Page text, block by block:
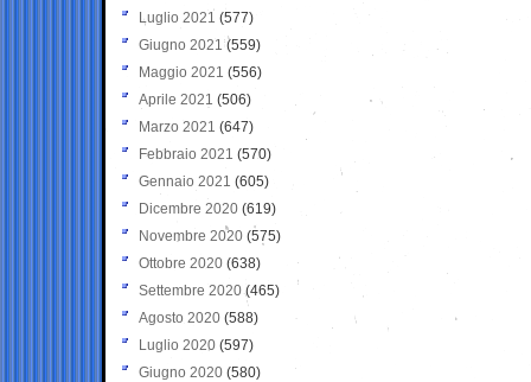
Luglio 2021 (577)
Giugno 2021(559)
Maggio 2021 (556)
Aprile 2021 (506)
Marzo 2021 (647)
Febbraio 2021 (570)
Gennaio 2021 (605)
Dicembre 2020 (619)
Novembre 2020 (575)
Ottobre 2020 (638)
Settembre 2020(465)
Agosto 2020 (588)
Luglio 2020 (597)
Giugno 2020 (580)